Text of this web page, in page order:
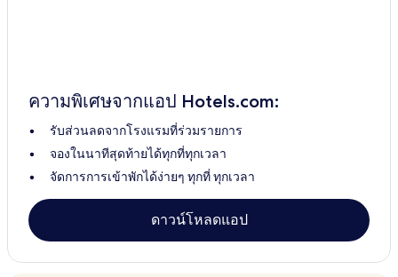
ความพิเศษจากแอป Hotels.com:
รับส่วนลดจากโรงแรมที่ร่วมรายการ
จองในนาทีสุดท้ายได้ทุกที่ทุกเวลา
จัดการการเข้าพักได้ง่ายๆ ทุกที่ ทุกเวลา
ดาวน์โหลดแอป